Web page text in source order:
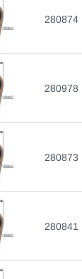
280874
280978
280873
280841